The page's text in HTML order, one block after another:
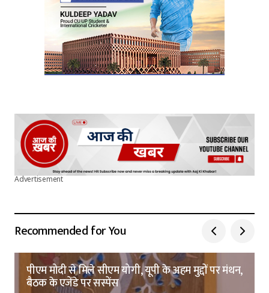
Submit Comment
Advertisement
Recommended for You
पीएम मोदी से मिले सीएम योगी, यूपी के अहम मुद्दों पर मंथन,
बैठक के एजेंडे पर सस्पेंस